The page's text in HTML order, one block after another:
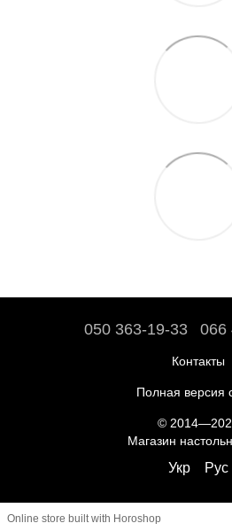
050 363-19-33 066
Контакты
Полная версия
©
Магазин
Укр Рус
Online store built with Horoshop